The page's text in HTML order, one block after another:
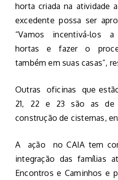
horta criada na atividade
excedente possa ser
“Vamos incentivá-los a
hortas e fazer o
também em suas casas”,
Outras oficinas que
21, 22 e 23 são as de
construção de cisternas,
A ação no CAIA tem
integração das famílias
Encontros e Caminhos e